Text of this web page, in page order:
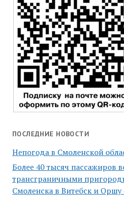
ПОСЛЕДНИЕ НОВОСТИ
Непогода в Смоленской
Более 40 тысяч пассажиров
трансграничными
Смоленска в Витебск и